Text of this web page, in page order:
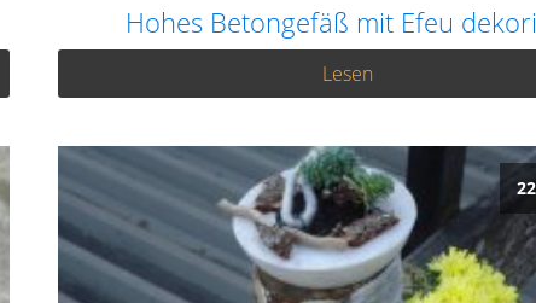
Hohes Betongefäß mit Efeu
Lesen